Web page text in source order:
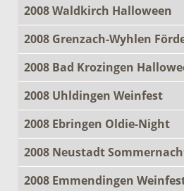
2008 Waldkirch Halloween
2008 Grenzach-Wyhlen
2008 Bad Krozingen
2008 Uhldingen Weinfest
2008 Ebringen Oldie-Night
2008 Neustadt
2008 Emmendingen